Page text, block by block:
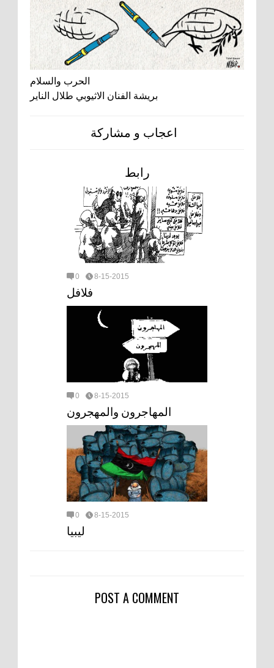
الحرب والسلام
بريشة الفنان الاثيوبي طلال الناير
اعجاب و مشاركة
رابط
0 8-15-2015
فلافل
0 8-15-2015
المهاجرون والمهجرون
0 8-15-2015
ليبيا
POST A COMMENT